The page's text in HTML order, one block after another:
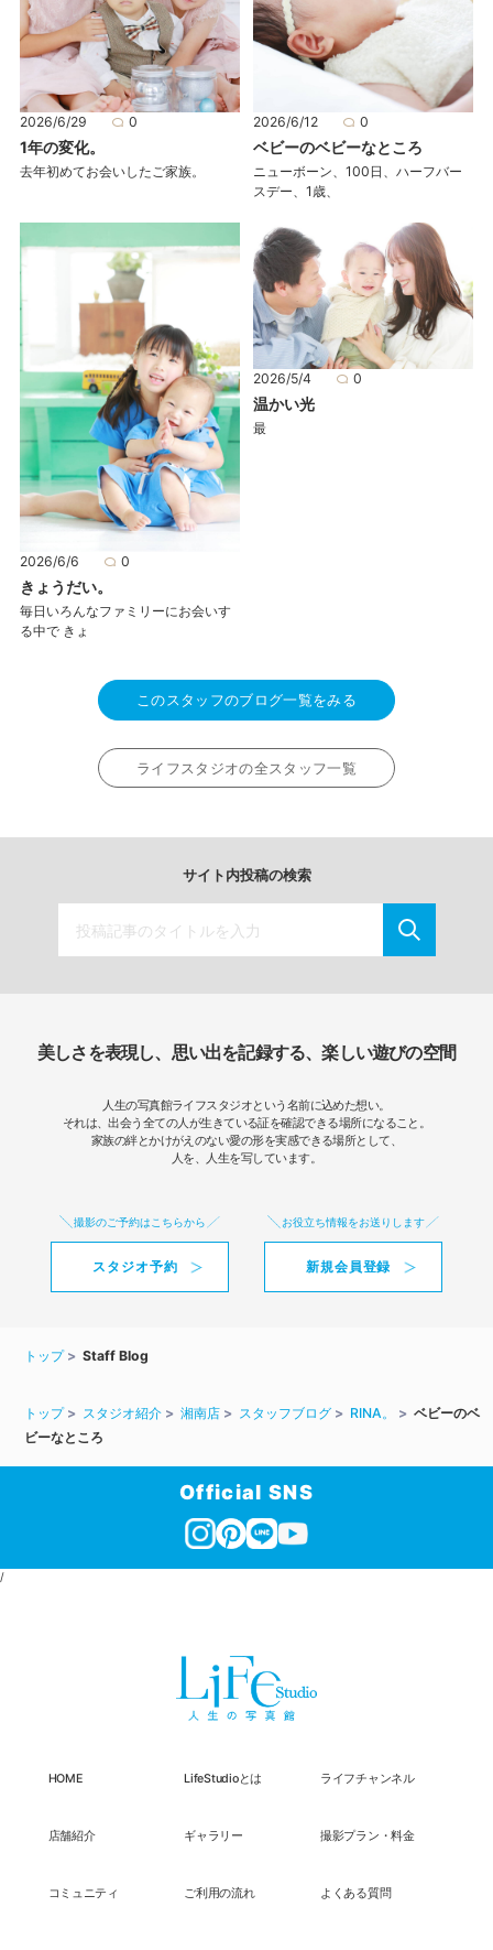
2026/6/29 0
1年の変化。
去年初めてお会いしたご家族。
2026/6/12 0
ベビーのベビーなところ
ニューボーン、100日、ハーフバー
スデー、1歳、
2026/6/6 0
きょうだい。
毎日いろんなファミリーにお会いす
る中で きょ
2026/5/4 0
温かい光
最
このスタッフのブログ一覧をみる
ライフスタジオの全スタッフ一覧
サイト内投稿の検索
美しさを表現し、思い出を記録する、楽しい遊びの空間
人生の写真館ライフスタジオという名前に込めた想い。
それは、出会う全ての人が生きている証を確認できる場所になること。
家族の絆とかけがえのない愛の形を実感できる場所として、
人を、人生を写しています。
撮影のご予約はこちらから
スタジオ予約
お役立ち情報をお送りします
新規会員登録
トップ Staff Blog
トップ スタジオ紹介 湘南店 スタッフブログ RINA。
ベビーのベ
ビーなところ
Official SNS
/
HOME LifeStudioとは ライフチャンネル
店舗紹介 ギャラリー 撮影プラン・料金
コミュニティ ご利用の流れ よくある質問